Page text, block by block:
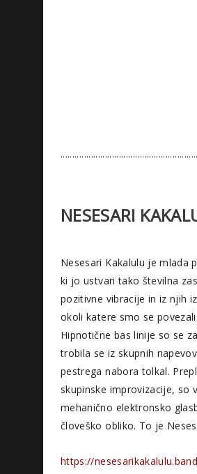
NESESARI
Nesesari Kakalulu je mlada
ki jo ustvari tako številna
pozitivne vibracije in iz njih
okoli katere smo se
Hipnotične bas linije so se
trobila se iz skupnih
pestrega nabora tolkal.
skupinske improvizacije, so
mehanično elektronsko
človeško obliko. To je
https://